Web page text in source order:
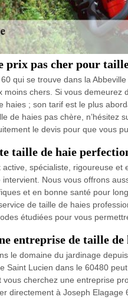
prix pas cher pour
qui se trouve dans la
moins chers. Si vous demeurez
haies ; son tarif est le plus
de haies pas chère,
le devis pour que vous
taille de haie
active, spécialiste, rigoureuse
intervient. Nous vous offrons
et en bonne santé pour
de taille de haies
étudiées pour vous
entreprise de taille
le domaine du jardinage
Saint Lucien dans le 60480
vous cherchez une entreprise
directement à Joseph